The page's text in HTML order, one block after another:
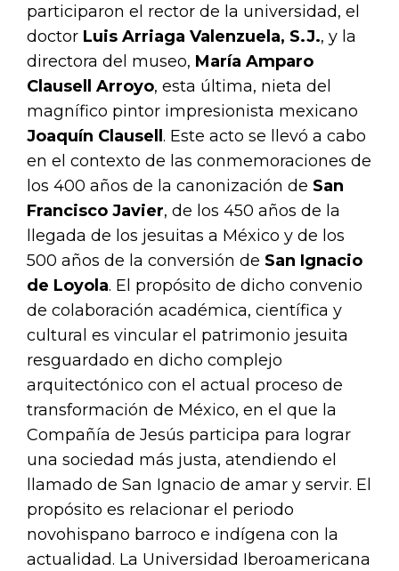
participaron el rector de la universidad, el
doctor Luis Arriaga Valenzuela, S.J., y la
directora del museo, María Amparo
Clausell Arroyo, esta última, nieta del
magnífico pintor impresionista mexicano
Joaquín Clausell. Este acto se llevó a cabo
en el contexto de las conmemoraciones de
los 400 años de la canonización de San
Francisco Javier, de los 450 años de la
llegada de los jesuitas a México y de los
500 años de la conversión de San Ignacio
de Loyola. El propósito de dicho convenio
de colaboración académica, científica y
cultural es vincular el patrimonio jesuita
resguardado en dicho complejo
arquitectónico con el actual proceso de
transformación de México, en el que la
Compañía de Jesús participa para lograr
una sociedad más justa, atendiendo el
llamado de San Ignacio de amar y servir. El
propósito es relacionar el periodo
novohispano barroco e indígena con la
actualidad. La Universidad Iberoamericana